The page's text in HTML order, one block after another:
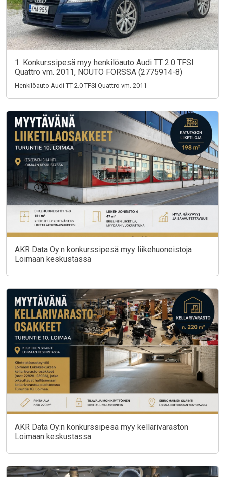
1. Konkurssipesä myy henkilöauto Audi TT 2.0 TFSI
Quattro vm. 2011, NOUTO FORSSA (2775914-8)
Henkilöauto Audi TT 2.0 TFSI Quattro vm. 2011
AKR Data Oy:n konkurssipesä myy liikehuoneistoja
Loimaan keskustassa
AKR Data Oy:n konkurssipesä myy kellarivaraston
Loimaan keskustassa